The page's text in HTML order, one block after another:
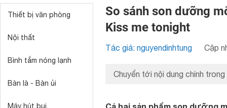
Thiết bị văn phòng
Nội thất
Bình tắm nóng lạnh
Bàn là - Bàn ủi
Máy hút bụi
So sánh son dưỡng
Kiss me tonight
Tác giả: nguyendinhtung Cập
Chuyển tới nội dung chính trong